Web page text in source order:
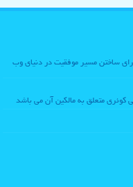
ساختن مسیر موفقیت در دنیای وب